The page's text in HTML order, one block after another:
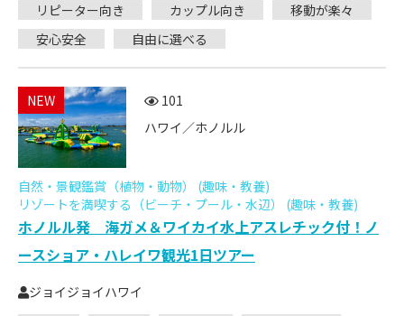
リピーター向き
カップル向き
移動が楽々
安心安全
自由に選べる
NEW
101
ハワイ／ホノルル
自然・景観鑑賞（植物・動物） (趣味・教養)
リゾートを満喫する（ビーチ・プール・水辺） (趣味・教養)
ホノルル発 海ガメ＆ワイカイ水上アスレチック付！ノ
ースショア・ハレイワ観光1日ツアー
ジョイジョイハワイ